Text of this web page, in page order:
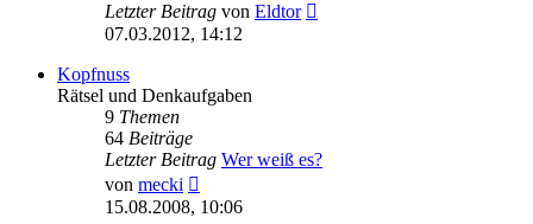
Letzter Beitrag von Eldtor
07.03.2012, 14:12
Kopfnuss
Rätsel und Denkaufgaben
9 Themen
64 Beiträge
Letzter Beitrag Wer weiß es?
von mecki
Beitrag
15.08.2008, 10:06